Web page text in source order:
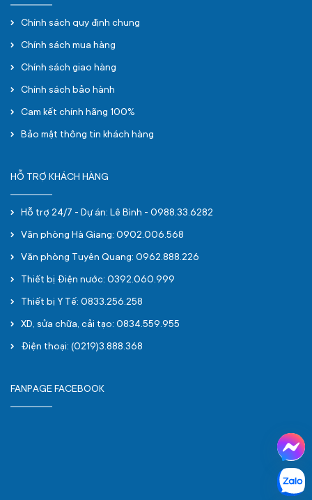
Chính sách quy định chung
Chính sách mua hàng
Chính sách giao hàng
Chính sách bảo hành
Cam kết chính hãng 100%
Bảo mật thông tin khách hàng
HỖ TRỢ KHÁCH HÀNG
Hỗ trợ 24/7 - Dự án: Lê Bình - 0988.33.6282
Văn phòng Hà Giang: 0902.006.568
Văn phòng Tuyên Quang: 0962.888.226
Thiết bị Điện nước: 0392.060.999
Thiết bị Y Tế: 0833.256.258
XD, sửa chữa, cải tạo: 0834.559.955
Điện thoại: (0219)3.888.368
FANPAGE FACEBOOK